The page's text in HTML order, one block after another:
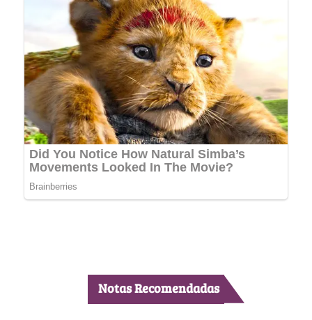
Notas Recomendadas